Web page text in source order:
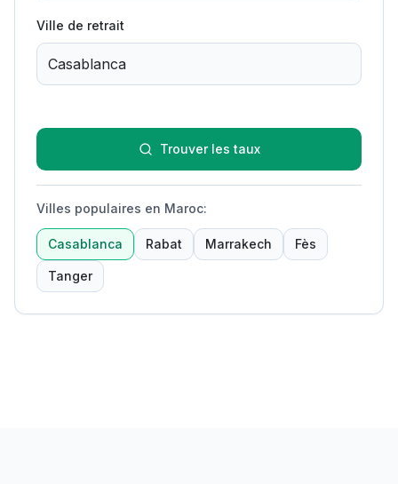
Ville de retrait
Trouver les taux
Villes populaires en Maroc:
Casablanca Rabat Marrakech Fès
Tanger